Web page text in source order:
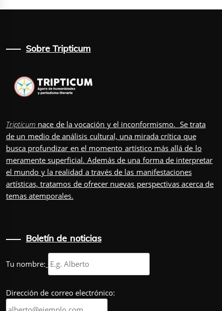
Sobre Tripticum
Tripticum nace de la vocación y el inconformismo. Se trata
de un medio de análisis cultural, una mirada crítica que
busca profundizar en el momento artístico más allá de lo
meramente superficial. Además de una forma de interpretar
el mundo y la realidad a través de las manifestaciones
artísticas, tratamos de ofrecer nuevas perspectivas acerca de
temas atemporales.
Boletín de noticias
Tu nombre:
Dirección de correo electrónico: